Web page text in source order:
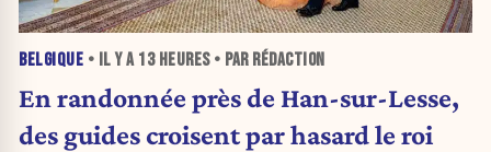
BELGIQUE • IL Y A 13 HEURES• PAR RÉDACTION
En randonnée près de Han-sur-Lesse,
des guides croisent par hasard le roi